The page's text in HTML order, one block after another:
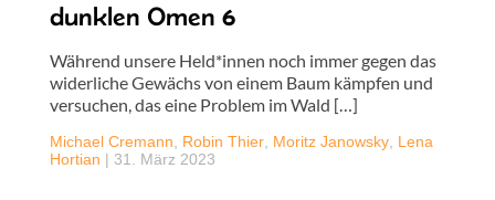
dunklen Omen 6
Während unsere Held*innen noch immer gegen das
widerliche Gewächs von einem Baum kämpfen und
versuchen, das eine Problem im Wald […]
Michael Cremann Robin Thier Moritz Janowsky Lena
Hortian | 31. März 2023